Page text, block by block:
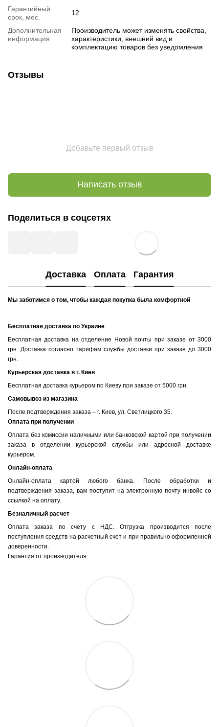
Гарантийный
срок, мес.
12
Дополнительная
информация
Производитель может изменять свойства,
характеристики, внешний вид и
комплектацию товаров без уведомления
Отзывы
Добавьте первый отзыв
Написать отзыв
Поделиться в соцсетях
Доставка Оплата Гарантия
Мы заботимся о том, чтобы каждая покупка была комфортной
Бесплатная доставка по Украине
Бесплатная доставка на отделение Новой почты при заказе от 3000
грн. Доставка согласно тарифам службы доставки при заказе до 3000
грн.
Курьерская доставка в г. Киев
Бесплатная доставка курьером по Киеву при заказе от 5000 грн.
Самовывоз из магазина
После подтверждения заказа – г. Киев, ул. Светлицкого 35.
Оплата при получении
Оплата без комиссии наличными или банковской картой при получении
заказа в отделении курьерской службы или адресной доставке
курьером.
Онлайн-оплата
Онлайн-оплата картой любого банка. После обработки и
подтверждения заказа, вам поступит на электронную почту инвойс со
ссылкой на оплату.
Безналичный расчет
Оплата заказа по счету с НДС. Отгрузка производится после
поступления средств на расчетный счет и при правильно оформленной
доверенности.
Гарантия от производителя